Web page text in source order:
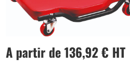
A partir de136,92€ HT